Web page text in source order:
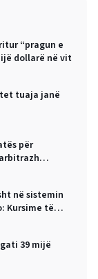
“pragun e
dollarë në vit
tuaja janë
për
në sistemin
Kursime të
39 mijë